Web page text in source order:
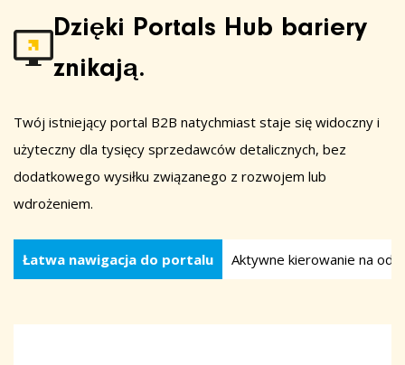
Dzięki Portals Hub bariery
znikają.
Twój istniejący portal B2B natychmiast staje się widoczny i
użyteczny dla tysięcy sprzedawców detalicznych, bez
dodatkowego wysiłku związanego z rozwojem lub
wdrożeniem.
Łatwa nawigacja do portalu Aktywne kierowanie na